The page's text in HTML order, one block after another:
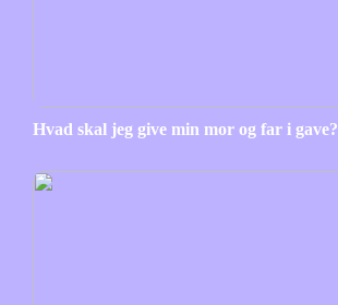
Hvad skal jeg give min mor og far i gave?